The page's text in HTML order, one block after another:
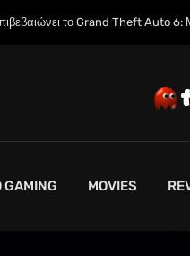
Auto 6: Μια Εκτεταμένη
GAMING MOVIES